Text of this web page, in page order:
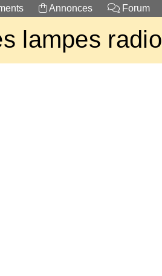
Annonces Forum
lampes radio